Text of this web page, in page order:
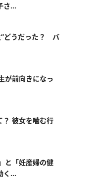
さ...
”どうだった？ バ
が前向きになっ
？ 彼女を噛む行
と「妊産婦の健
く...